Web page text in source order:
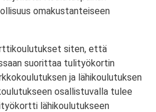
omakustanteiseen
siten, että
suorittaa tulityökortin
ja lähikoulutuksen
osallistuvalla tulee
lähikoulutukseen